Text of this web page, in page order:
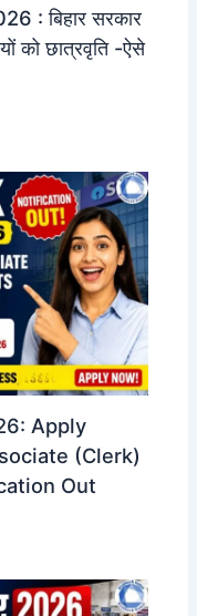
: बिहार सरकार
को छात्रवृति -ऐसे
Apply
(Clerk)
Out